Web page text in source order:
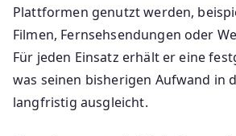
Plattformen genutzt werden,
Filmen, Fernsehsendungen oder
Für jeden Einsatz erhält er eine
was seinen bisherigen Aufwand in
langfristig ausgleicht.